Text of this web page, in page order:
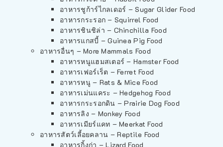
อาหารชูก้าร์ไกลเดอร์ – Sugar Glider Food
อาหารกระรอก – Squirrel Food
อาหารชินชิล่า – Chinchilla Food
อาหารแกสบี้ – Guinea Pig Food
อาหารอื่นๆ – More Mammals Food
อาหารหนูแฮมสเตอร์ – Hamster Food
อาหารเฟอร์เร็ต – Ferret Food
อาหารหนู – Rats & Mice Food
อาหารเม่นแคระ – Hedgehog Food
อาหารกระรอกดิน – Prairie Dog Food
อาหารลิง – Monkey Food
อาหารเมียร์แคท – Meerkat Food
อาหารสัตว์เลี้อยคลาน – Reptile Food
อาหารกิ้งก่า – Lizard Food